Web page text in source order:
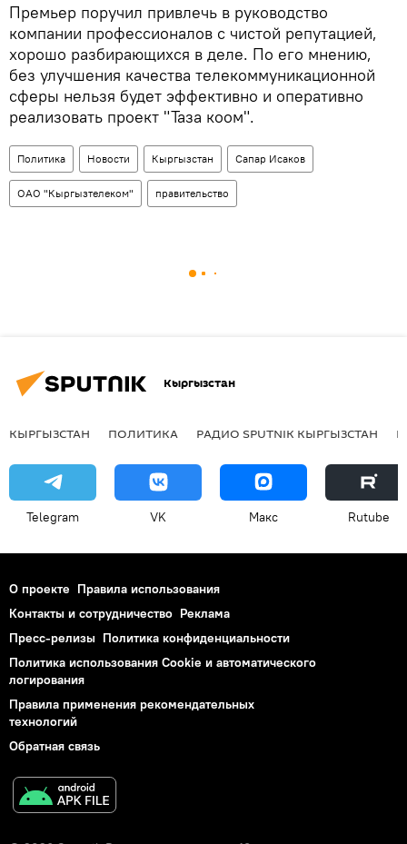
Премьер поручил привлечь в руководство
компании профессионалов с чистой репутацией,
хорошо разбирающихся в деле. По его мнению,
без улучшения качества телекоммуникационной
сферы нельзя будет эффективно и оперативно
реализовать проект "Таза коом".
Политика Новости Кыргызстан Сапар Исаков
ОАО "Кыргызтелеком" правительство
Кыргызстан
КЫРГЫЗСТАН ПОЛИТИКА РАДИО SPUTNIK КЫРГЫЗСТАН
Telegram VK Макс Rutube
О проекте Правила использования
Контакты и сотрудничество Реклама
Пресс-релизы Политика конфиденциальности
Политика использования Cookie и автоматического
логирования
Правила применения рекомендательных
технологий
Обратная связь